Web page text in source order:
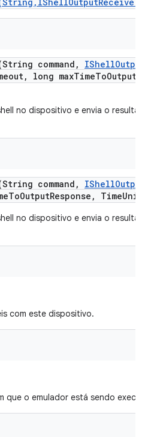
command , IShellOutput
, long maxTimeToOutput
no dispositivo e envia o
command , IShellOutput
ToOutputResponse , TimeUnit
no dispositivo e envia o
com este dispositivo.
que o emulador está sendo